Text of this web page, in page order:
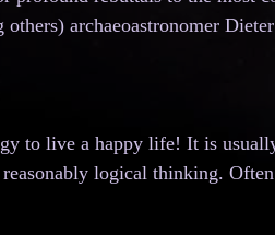
archaeoastronomer
to live a happy life! It is
logical thinking.